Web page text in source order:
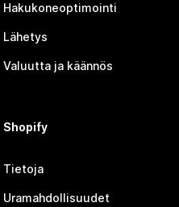
Hakukoneoptimointi
Lähetys
Valuutta ja käännös
Shopify
Tietoja
Uramahdollisuudet